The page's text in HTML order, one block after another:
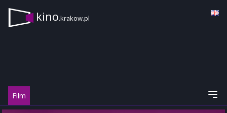
kino.krakow.pl
Film